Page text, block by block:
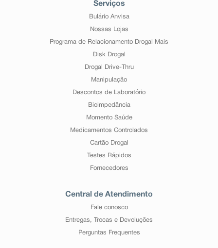
Serviços
Bulário Anvisa
Nossas Lojas
Programa de Relacionamento Drogal Mais
Disk Drogal
Drogal Drive-Thru
Manipulação
Descontos de Laboratório
Bioimpedância
Momento Saúde
Medicamentos Controlados
Cartão Drogal
Testes Rápidos
Fornecedores
Central de Atendimento
Fale conosco
Entregas, Trocas e Devoluções
Perguntas Frequentes